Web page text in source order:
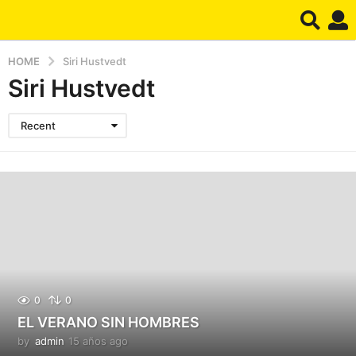
HOME Siri Hustvedt
Siri Hustvedt
Recent
0 0
EL VERANO SIN HOMBRES
by admin 15 años ago